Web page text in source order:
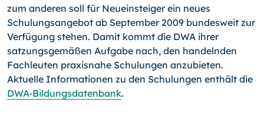
zum anderen soll für Neueinsteiger ein neues
Schulungsangebot ab September 2009 bundesweit zur
Verfügung stehen. Damit kommt die DWA ihrer
satzungsgemäßen Aufgabe nach, den handelnden
Fachleuten praxisnahe Schulungen anzubieten.
Aktuelle Informationen zu den Schulungen enthält die
DWA-Bildungsdatenbank.